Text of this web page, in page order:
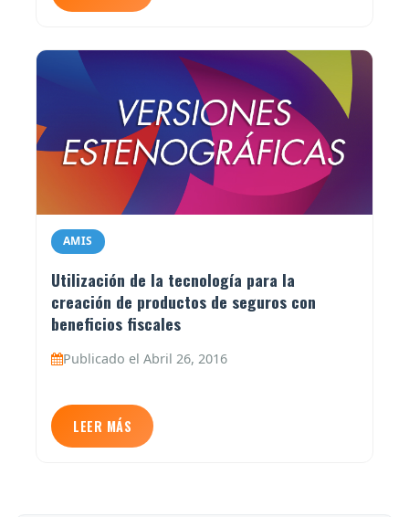
AMIS
Utilización de la tecnología para la
creación de productos de seguros con
beneficios fiscales
Publicado el Abril 26, 2016
LEER MÁS